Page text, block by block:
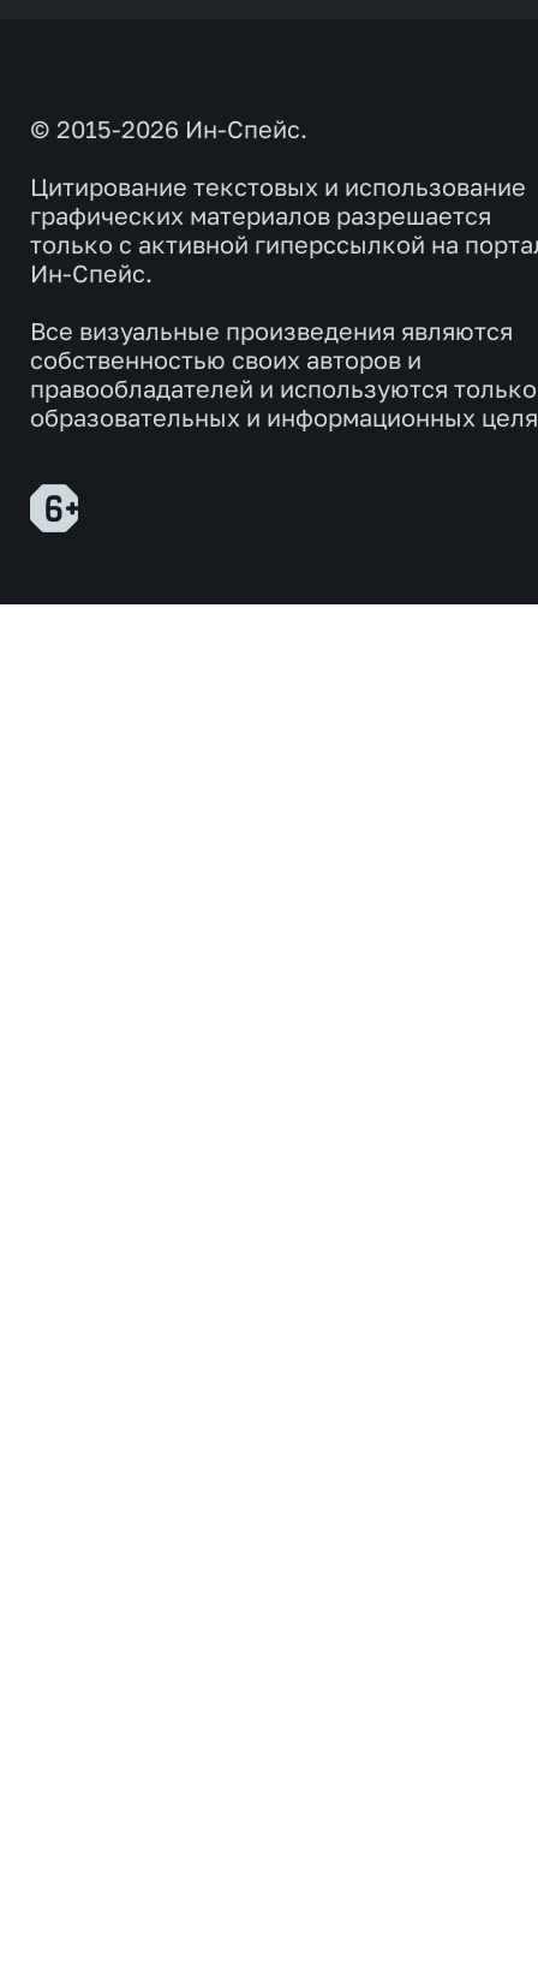
© 2015-2026 Ин-Спейс.
Цитирование текстовых и использование
графических материалов разрешается
только с активной гиперссылкой на
Ин-Спейс.
Все визуальные произведения являются
собственностью своих авторов и
правообладателей и используются
образовательных и информационных